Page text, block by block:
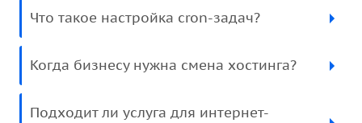
Что такое настройка cron-задач?
Когда бизнесу нужна смена хостинга?
Подходит ли услуга для интернет-